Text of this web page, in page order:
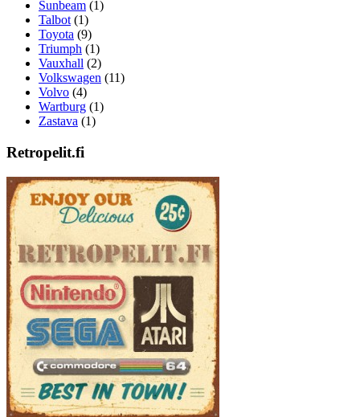
Sunbeam (1)
Talbot (1)
Toyota (9)
Triumph (1)
Vauxhall (2)
Volkswagen (11)
Volvo (4)
Wartburg (1)
Zastava (1)
Retropelit.fi